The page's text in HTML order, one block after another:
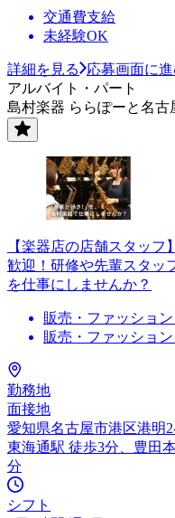
交通費支給
未経験OK
詳細を見る
応募画面に
アルバイト・パート
島村楽器 ららぽーと名
【楽器店の店舗スタッ
歓迎！研修や先輩スタッ
を仕事にしませんか？
販売・ファッショ
販売・ファッショ
勤務地
面接地
愛知県名古屋市港区港明
東海通駅 徒歩3分、豊田
分
シフト